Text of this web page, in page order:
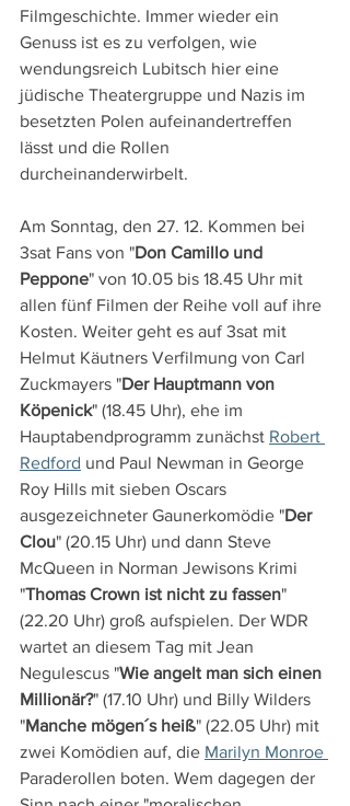
Filmgeschichte. Immer wieder ein
Genuss ist es zu verfolgen, wie
wendungsreich Lubitsch hier eine
jüdische Theatergruppe und Nazis im
besetzten Polen aufeinandertreffen
lässt und die Rollen
durcheinanderwirbelt.
Am Sonntag, den 27. 12. Kommen bei
3sat Fans von "Don Camillo und
Peppone" von 10.05 bis 18.45 Uhr mit
allen fünf Filmen der Reihe voll auf ihre
Kosten. Weiter geht es auf 3sat mit
Helmut Käutners Verfilmung von Carl
Zuckmayers "Der Hauptmann von
Köpenick" (18.45 Uhr), ehe im
Hauptabendprogramm zunächst Robert
Redford und Paul Newman in George
Roy Hills mit sieben Oscars
ausgezeichneter Gaunerkomödie "Der
Clou" (20.15 Uhr) und dann Steve
McQueen in Norman Jewisons Krimi
"Thomas Crown ist nicht zu fassen"
(22.20 Uhr) groß aufspielen. Der WDR
wartet an diesem Tag mit Jean
Negulescus "Wie angelt man sich einen
Millionär?" (17.10 Uhr) und Billy Wilders
"Manche mögen´s heiß" (22.05 Uhr) mit
zwei Komödien auf, die Marilyn Monroe
Paraderollen boten. Wem dagegen der